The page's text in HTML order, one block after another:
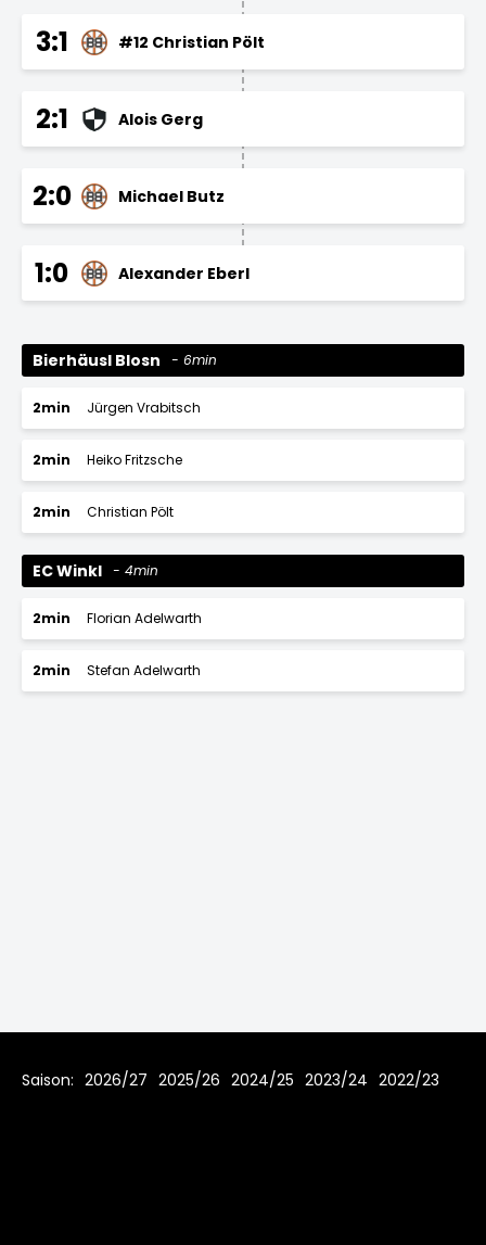
3:1 #12 Christian Pölt
2:1 Alois Gerg
2:0 Michael Butz
1:0 Alexander Eberl
Bierhäusl Blosn 6min
2min Jürgen Vrabitsch
2min Heiko Fritzsche
2min Christian Pölt
EC Winkl 4min
2min Florian Adelwarth
2min Stefan Adelwarth
Saison: 2026/27 2025/26 2024/25 2023/24 2022/23